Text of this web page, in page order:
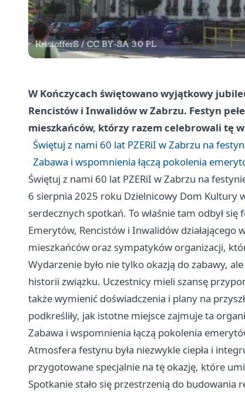
W Kończycach świętowano wyjątkowy
Rencistów i Inwalidów w Zabrzu. Festyn
mieszkańców, którzy razem celebrowali tę
Świętuj z nami 60 lat PZERiI w Zabrzu na
Zabawa i wspomnienia łączą pokolenia
Świętuj z nami 60 lat PZERiI w Zabrzu na
6 sierpnia 2025 roku Dzielnicowy Dom Kultury
serdecznych spotkań. To właśnie tam odbył
Emerytów, Rencistów i Inwalidów
mieszkańców oraz sympatyków organizacji,
Wydarzenie było nie tylko okazją do zabawy,
historii związku. Uczestnicy mieli szansę
także wymienić doświadczenia i plany na
podkreśliły, jak istotne miejsce zajmuje ta
Zabawa i wspomnienia łączą pokolenia
Atmosfera festynu była niezwykle ciepła i
przygotowane specjalnie na tę okazję, które
Spotkanie stało się przestrzenią do budowania